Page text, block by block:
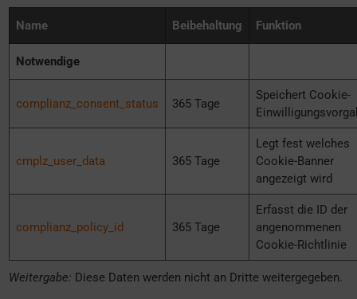
Name Beibehaltung Funktion
Notwendige
complianz_consent_status 365 Tage
Speichert Cookie-
cmplz_user_data 365 Tage
Legt fest welches
Cookie-Banner
angezeigt wird
complianz_policy_id 365 Tage
Erfasst die ID der
angenommenen
Cookie-Richtlinie
Weitergabe: Diese Daten werden nicht an Dritte weitergegeben.